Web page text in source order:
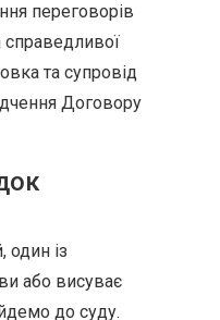
переговорів
справедливої
та супровід
Договору
із
або висуває
до суду.